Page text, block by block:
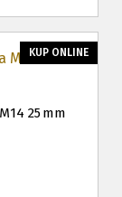
25 mm
KUP ONLINE